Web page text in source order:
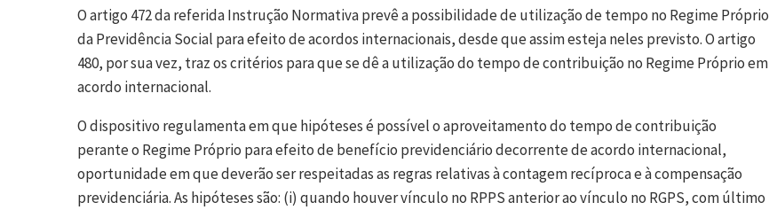
O artigo 472 da referida Instrução Normativa prevê a possibilidade de utilização de tempo no Regime Próprio
da Previdência Social para efeito de acordos internacionais, desde que assim esteja neles previsto. O artigo
480, por sua vez, traz os critérios para que se dê a utilização do tempo de contribuição no Regime Próprio em
acordo internacional.
O dispositivo regulamenta em que hipóteses é possível o aproveitamento do tempo de contribuição
perante o Regime Próprio para efeito de benefício previdenciário decorrente de acordo internacional,
oportunidade em que deverão ser respeitadas as regras relativas à contagem recíproca e à compensação
previdenciária. As hipóteses são: (i) quando houver vínculo no RPPS anterior ao vínculo no RGPS, com último